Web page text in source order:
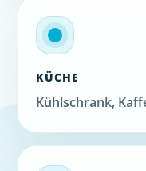
KÜCHE
Kühlschrank,